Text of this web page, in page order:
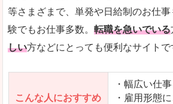
市」の
求人を含んだページを
等さまざまで、単発や日給制のお仕
験でもお仕事多数。 転職を急いでいる
しい方などにとっても便利なサイトで
こんな人におすすめ
・幅広い仕
・雇用形態